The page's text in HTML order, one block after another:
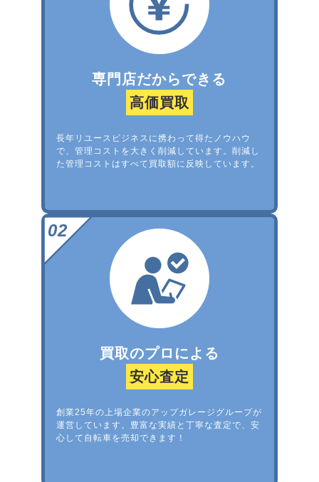
専門店だからできる
高価買取
長年リユースビジネスに携わって得たノウハウ
で、管理コストを大きく削減しています。削減し
た管理コストはすべて買取額に反映しています。
買取のプロによる
安心査定
創業25年の上場企業のアップガレージグループが
運営しています。豊富な実績と丁寧な査定で、安
心して自転車を売却できます！